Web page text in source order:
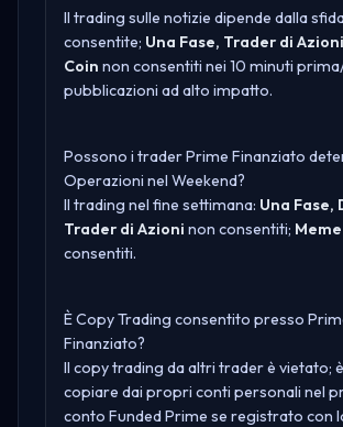
Il trading sulle notizie dipende dalla
consentite; Una Fase, Trader di
Coin non consentiti nei 10 minuti
pubblicazioni ad alto impatto.
Possono i trader Prime Finanziato
Operazioni nel Weekend?
Il trading nel fine settimana: Una Fase,
Trader di Azioni non consentiti;
consentiti.
È Copy Trading consentito presso
Finanziato?
Il copy trading da altri trader è vietato;
copiare dai propri conti personali nel
conto Funded Prime se registrato con